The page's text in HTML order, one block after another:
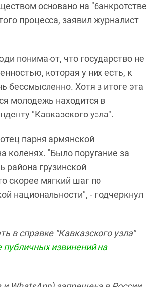
основано на "банкротстве
процесса, заявил журналист
понимают, что государство не
которая у них есть, к
бессмысленно. Хотя в итоге эта
молодежь находится в
"Кавказского узла".
парня армянской
коленях. "Было поругание за
района грузинской
скорее мягкий шаг по
национальности", - подчеркнул
в справке "Кавказского узла"
публичных извинений на